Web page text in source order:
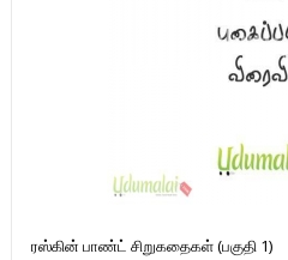
ரஸ்கின் பாண்ட் சிறுகதைகள் (பகுதி 1)